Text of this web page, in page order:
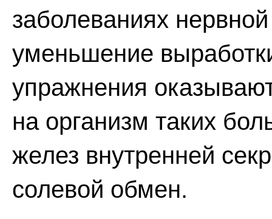
заболеваниях
уменьшение
упражнения
на организм таких
желез внутренней
солевой обмен.